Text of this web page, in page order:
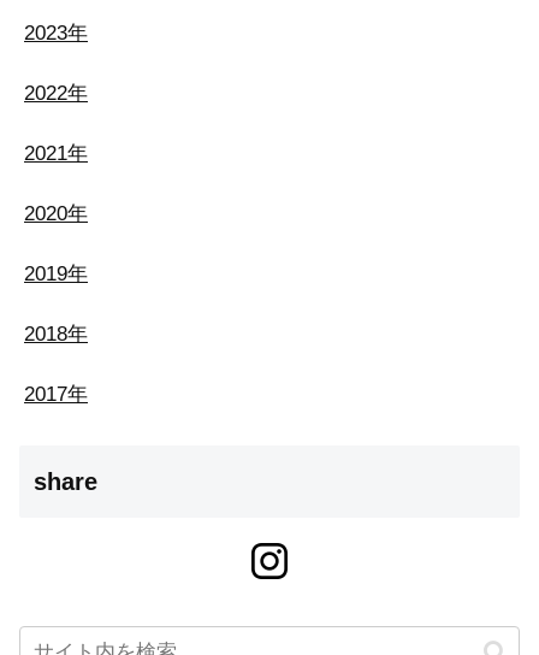
2023年
2022年
2021年
2020年
2019年
2018年
2017年
share